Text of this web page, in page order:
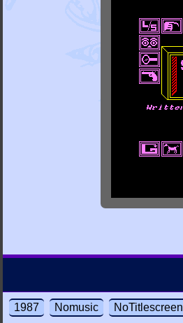
1987 Nomusic NoTitlescreen